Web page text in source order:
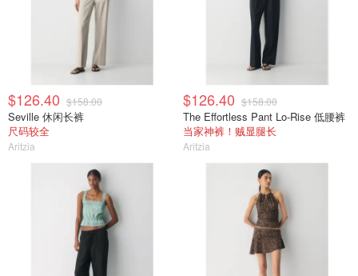
$126.40 $158.00
Seville 休闲长裤
尺码较全
Aritzia
$126.40 $158.00
The Effortless Pant Lo-Rise 低腰裤
当家神裤！贼显腿长
Aritzia